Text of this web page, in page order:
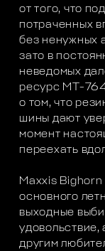
от того, что
потраченных
без ненужных
зато в
неведомых
ресурс МТ-
о том, что
шины дают
момент
переехать
Maxxis
основного
выходные
удовольствие,
другим